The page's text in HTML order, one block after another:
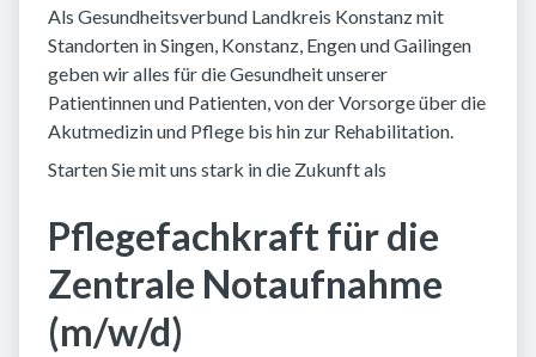
Als Gesundheitsverbund Landkreis Konstanz mit
Standorten in Singen, Konstanz, Engen und Gailingen
geben wir alles für die Gesundheit unserer
Patientinnen und Patienten, von der Vorsorge über die
Akutmedizin und Pflege bis hin zur Rehabilitation.
Starten Sie mit uns stark in die Zukunft als
Pflegefachkraft für die
Zentrale Notaufnahme
(m/w/d)